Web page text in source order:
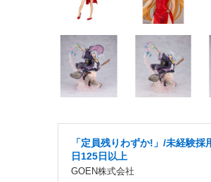
「定員残りわずか!」/未経験
日125日以上
GOEN株式会社